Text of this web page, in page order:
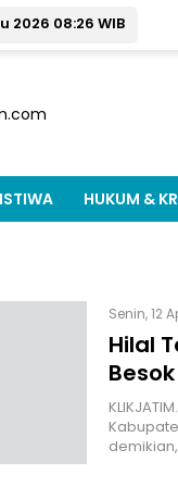
2026 08:26 WIB
HUKUM &
Senin, 12
Hilal